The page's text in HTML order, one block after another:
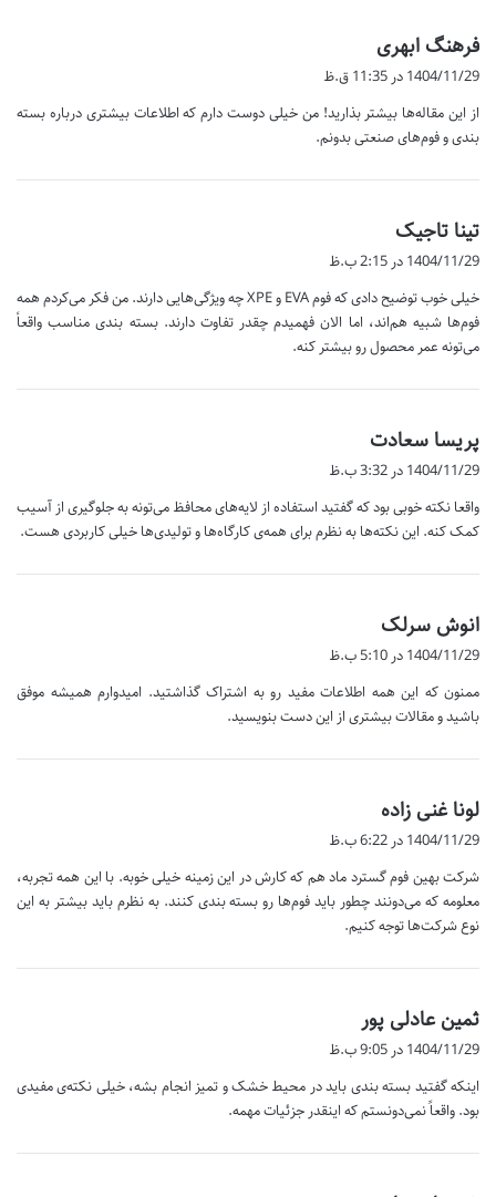
فرهنگ ابهری
ف
:
1404/11/29 در 11:35 ق.ظ
از این مقاله‌ها بیشتر بذارید! من خیلی دوست دارم که اطلاعات بیشتری درباره بسته
بندی و فوم‌های صنعتی بدونم.
تینا تاجیک
ت
:
1404/11/29 در 2:15 ب.ظ
خیلی خوب توضیح دادی که فوم EVA و XPE چه ویژگی‌هایی دارند. من فکر می‌کردم همه
فوم‌ها شبیه هم‌اند، اما الان فهمیدم چقدر تفاوت دارند. بسته بندی مناسب واقعاً
می‌تونه عمر محصول رو بیشتر کنه.
پریسا سعادت
ف
:
1404/11/29 در 3:32 ب.ظ
واقعا نکته خوبی بود که گفتید استفاده از لایه‌های محافظ می‌تونه به جلوگیری از آسیب
کمک کنه. این نکته‌ها به نظرم برای همه‌ی کارگاه‌ها و تولیدی‌ها خیلی کاربردی هست.
انوش سرلک
ف
:
1404/11/29 در 5:10 ب.ظ
ممنون که این همه اطلاعات مفید رو به اشتراک گذاشتید. امیدوارم همیشه موفق
باشید و مقالات بیشتری از این دست بنویسید.
لونا غنی زاده
ف
:
1404/11/29 در 6:22 ب.ظ
شرکت بهین فوم گسترد ماد هم که کارش در این زمینه خیلی خوبه. با این همه تجربه،
معلومه که می‌دونند چطور باید فوم‌ها رو بسته بندی کنند. به نظرم باید بیشتر به این
نوع شرکت‌ها توجه کنیم.
ثمین عادلی پور
ت
:
1404/11/29 در 9:05 ب.ظ
اینکه گفتید بسته بندی باید در محیط خشک و تمیز انجام بشه، خیلی نکته‌ی مفیدی
بود. واقعاً نمی‌دونستم که اینقدر جزئیات مهمه.